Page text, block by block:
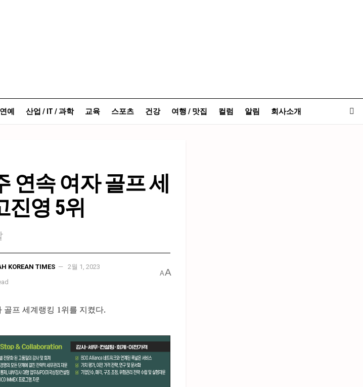
연예 산업 / IT / 과학 교육 스포츠 건강 여행 / 맛집 컬럼 알림 회사소개
연속 여자 골프 세
진영 5위
KOREAN TIMES 2월 1, 2023
AA
프 세계랭킹 1위를 지켰다.